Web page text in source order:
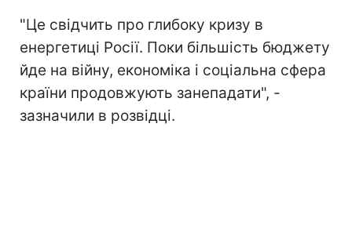
"Це свідчить про глибоку кризу в
енергетиці Росії. Поки більшість бюджету
йде на війну, економіка і соціальна сфера
країни продовжують занепадати", -
зазначили в розвідці.